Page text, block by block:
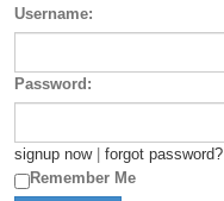
Username:
Password:
signup now| forgot password?
Remember Me